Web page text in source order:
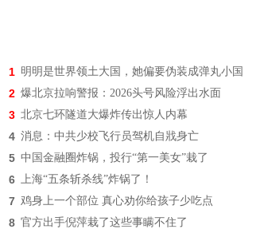
1 明明是世界领土大国，她偏要伪装成弹丸小国
2 爆北京拉响警报：2026头号风险浮出水面
3 北京七环隧道大爆炸传出惊人内幕
4 消息：中共少校飞行员驾机自戕身亡
5 中国金融圈炸锅，投行“第一美女”栽了
6 上海“五条斩杀线”炸锅了！
7 鸡身上一个部位 真心劝你给孩子少吃点
8 官方出手倪萍栽了这些事瞒不住了